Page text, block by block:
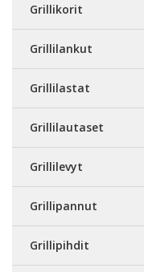
Grillikorit
Grillilankut
Grillilastat
Grillilautaset
Grillilevyt
Grillipannut
Grillipihdit